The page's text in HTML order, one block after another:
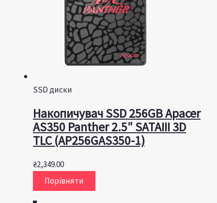
SSD диски
Накопичувач SSD 256GB Apacer
AS350 Panther 2.5″ SATAIII 3D
TLC (AP256GAS350-1)
₴2,349.00
Порівняти